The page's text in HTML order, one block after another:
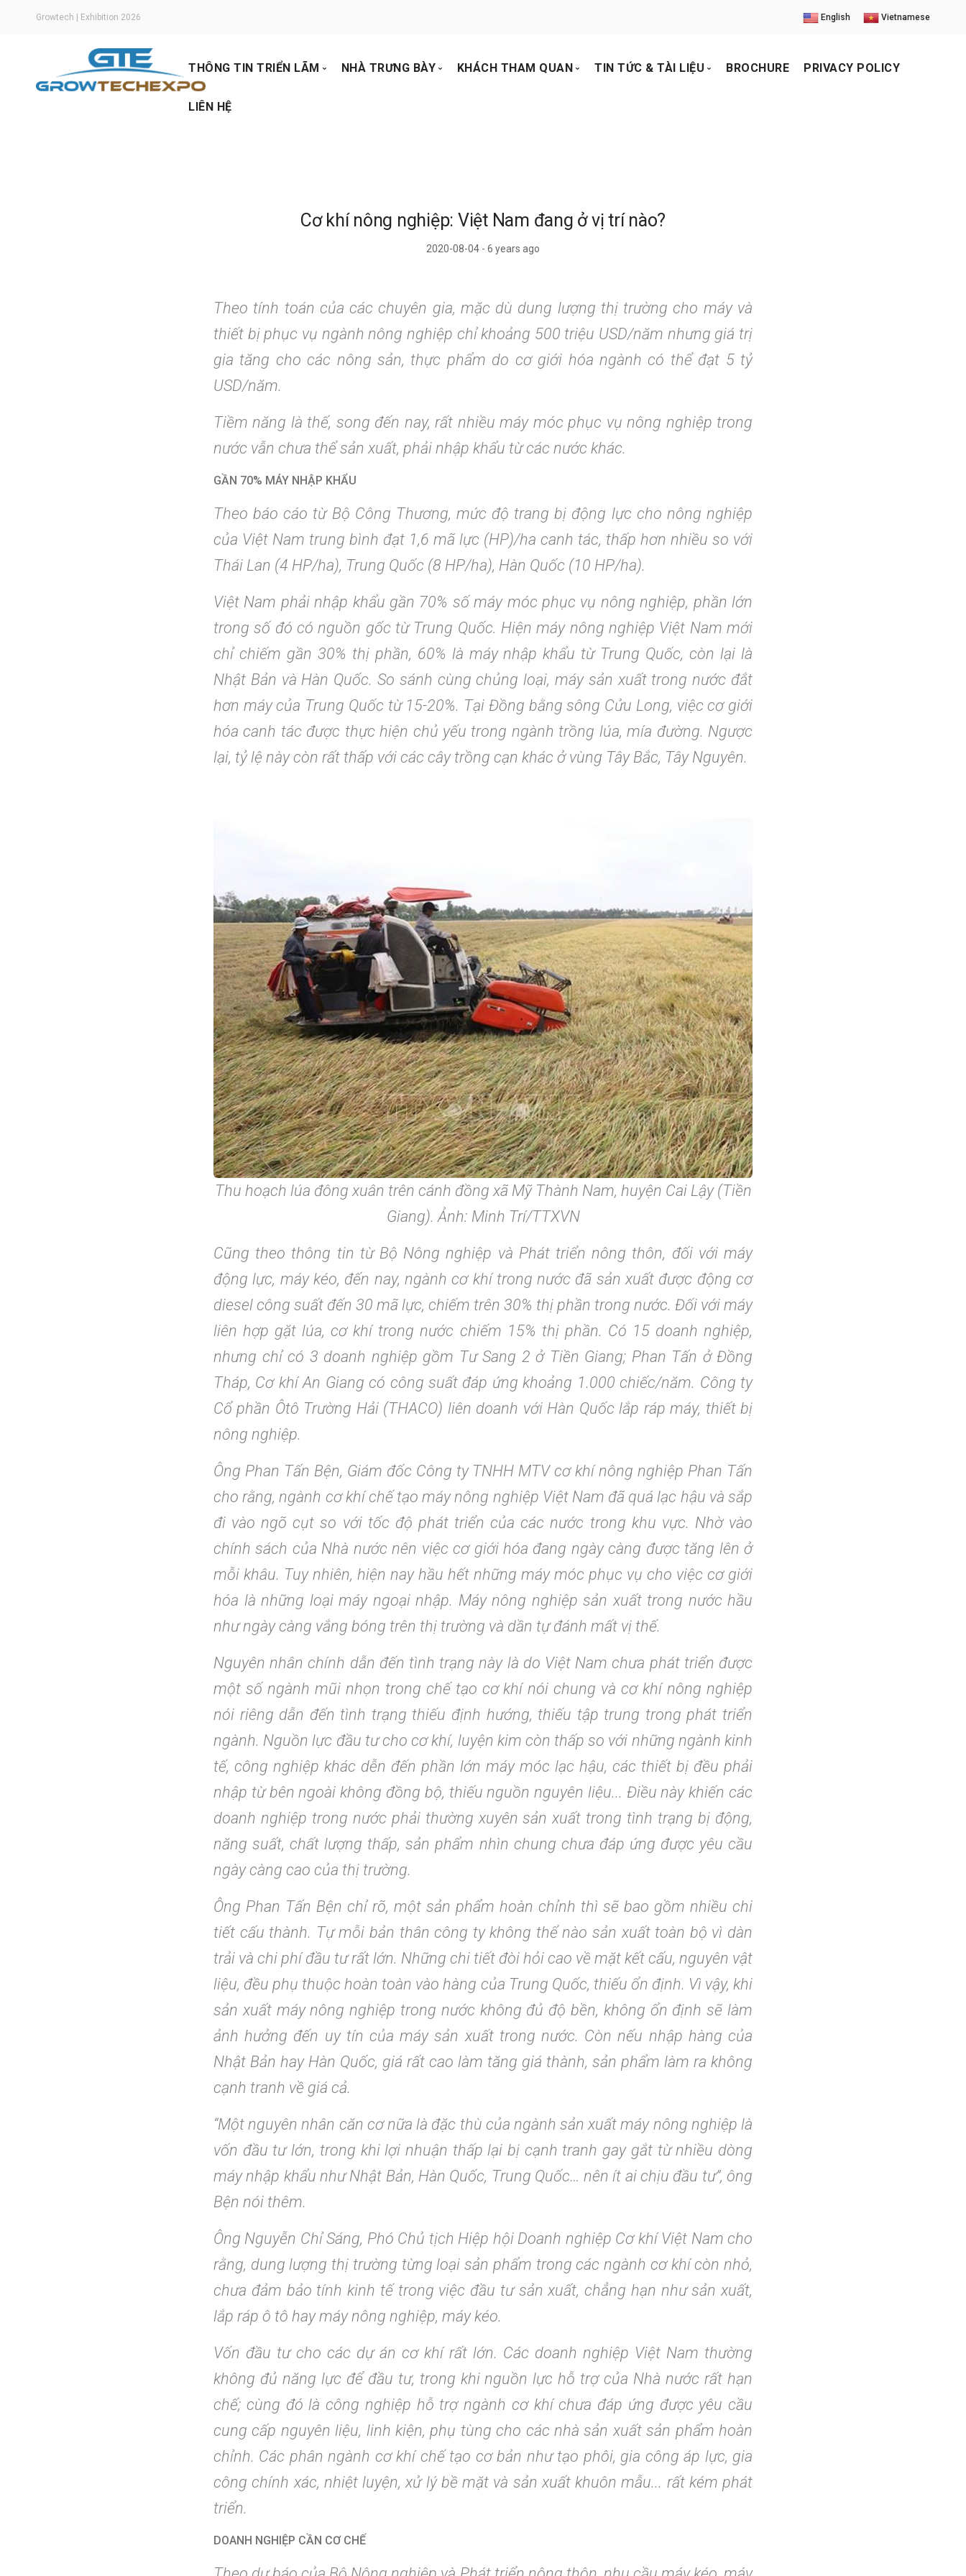
Growtech | Exhibition 2026 English Vietnamese
THÔNG TIN TRIỂN LÃM NHÀ TRƯNG BÀY
Tìm theo sản phẩm
Quyền lợi tài trợ
KHÁCH THAM QUAN TIN TỨC & TÀI LIỆU BROCHURE PRIVACY POLICY
LIÊN HỆ
Cơ khí nông nghiệp: Việt Nam đang ở vị trí nào?
2020-08-04 - 6 years ago
Theo tính toán của các chuyên gia, mặc dù dung lượng thị trường cho máy và
thiết bị phục vụ ngành nông nghiệp chỉ khoảng 500 triệu USD/năm nhưng giá trị
gia tăng cho các nông sản, thực phẩm do cơ giới hóa ngành có thể đạt 5 tỷ
USD/năm.
Tiềm năng là thế, song đến nay, rất nhiều máy móc phục vụ nông nghiệp trong
nước vẫn chưa thể sản xuất, phải nhập khẩu từ các nước khác.
GẦN 70% MÁY NHẬP KHẨU
Theo báo cáo từ Bộ Công Thương, mức độ trang bị động lực cho nông nghiệp
của Việt Nam trung bình đạt 1,6 mã lực (HP)/ha canh tác, thấp hơn nhiều so với
Thái Lan (4 HP/ha), Trung Quốc (8 HP/ha), Hàn Quốc (10 HP/ha).
Việt Nam phải nhập khẩu gần 70% số máy móc phục vụ nông nghiệp, phần lớn
trong số đó có nguồn gốc từ Trung Quốc. Hiện máy nông nghiệp Việt Nam mới
chỉ chiếm gần 30% thị phần, 60% là máy nhập khẩu từ Trung Quốc, còn lại là
Nhật Bản và Hàn Quốc. So sánh cùng chủng loại, máy sản xuất trong nước đắt
hơn máy của Trung Quốc từ 15-20%. Tại Đồng bằng sông Cửu Long, việc cơ giới
hóa canh tác được thực hiện chủ yếu trong ngành trồng lúa, mía đường. Ngược
lại, tỷ lệ này còn rất thấp với các cây trồng cạn khác ở vùng Tây Bắc, Tây Nguyên.
Thu hoạch lúa đông xuân trên cánh đồng xã Mỹ Thành Nam, huyện Cai Lậy (Tiền
Giang). Ảnh: Minh Trí/TTXVN
Cũng theo thông tin từ Bộ Nông nghiệp và Phát triển nông thôn, đối với máy
động lực, máy kéo, đến nay, ngành cơ khí trong nước đã sản xuất được động cơ
diesel công suất đến 30 mã lực, chiếm trên 30% thị phần trong nước. Đối với máy
liên hợp gặt lúa, cơ khí trong nước chiếm 15% thị phần. Có 15 doanh nghiệp,
nhưng chỉ có 3 doanh nghiệp gồm Tư Sang 2 ở Tiền Giang; Phan Tấn ở Đồng
Tháp, Cơ khí An Giang có công suất đáp ứng khoảng 1.000 chiếc/năm. Công ty
Cổ phần Ôtô Trường Hải (THACO) liên doanh với Hàn Quốc lắp ráp máy, thiết bị
nông nghiệp.
Ông Phan Tấn Bện, Giám đốc Công ty TNHH MTV cơ khí nông nghiệp Phan Tấn
cho rằng, ngành cơ khí chế tạo máy nông nghiệp Việt Nam đã quá lạc hậu và sắp
đi vào ngõ cụt so với tốc độ phát triển của các nước trong khu vực. Nhờ vào
chính sách của Nhà nước nên việc cơ giới hóa đang ngày càng được tăng lên ở
mỗi khâu. Tuy nhiên, hiện nay hầu hết những máy móc phục vụ cho việc cơ giới
hóa là những loại máy ngoại nhập. Máy nông nghiệp sản xuất trong nước hầu
như ngày càng vắng bóng trên thị trường và dần tự đánh mất vị thế.
Nguyên nhân chính dẫn đến tình trạng này là do Việt Nam chưa phát triển được
một số ngành mũi nhọn trong chế tạo cơ khí nói chung và cơ khí nông nghiệp
nói riêng dẫn đến tình trạng thiếu định hướng, thiếu tập trung trong phát triển
ngành. Nguồn lực đầu tư cho cơ khí, luyện kim còn thấp so với những ngành kinh
tế, công nghiệp khác dễn đến phần lớn máy móc lạc hậu, các thiết bị đều phải
nhập từ bên ngoài không đồng bộ, thiếu nguồn nguyên liệu... Điều này khiến các
doanh nghiệp trong nước phải thường xuyên sản xuất trong tình trạng bị động,
năng suất, chất lượng thấp, sản phẩm nhìn chung chưa đáp ứng được yêu cầu
ngày càng cao của thị trường.
Ông Phan Tấn Bện chỉ rõ, một sản phẩm hoàn chỉnh thì sẽ bao gồm nhiều chi
tiết cấu thành. Tự mỗi bản thân công ty không thể nào sản xuất toàn bộ vì dàn
trải và chi phí đầu tư rất lớn. Những chi tiết đòi hỏi cao về mặt kết cấu, nguyên vật
liệu, đều phụ thuộc hoàn toàn vào hàng của Trung Quốc, thiếu ổn định. Vì vậy, khi
sản xuất máy nông nghiệp trong nước không đủ độ bền, không ổn định sẽ làm
ảnh hưởng đến uy tín của máy sản xuất trong nước. Còn nếu nhập hàng của
Nhật Bản hay Hàn Quốc, giá rất cao làm tăng giá thành, sản phẩm làm ra không
cạnh tranh về giá cả.
“Một nguyên nhân căn cơ nữa là đặc thù của ngành sản xuất máy nông nghiệp là
vốn đầu tư lớn, trong khi lợi nhuận thấp lại bị cạnh tranh gay gắt từ nhiều dòng
máy nhập khẩu như Nhật Bản, Hàn Quốc, Trung Quốc… nên ít ai chịu đầu tư”, ông
Bện nói thêm.
Ông Nguyễn Chỉ Sáng, Phó Chủ tịch Hiệp hội Doanh nghiệp Cơ khí Việt Nam cho
rằng, dung lượng thị trường từng loại sản phẩm trong các ngành cơ khí còn nhỏ,
chưa đảm bảo tính kinh tế trong việc đầu tư sản xuất, chẳng hạn như sản xuất,
lắp ráp ô tô hay máy nông nghiệp, máy kéo.
Vốn đầu tư cho các dự án cơ khí rất lớn. Các doanh nghiệp Việt Nam thường
không đủ năng lực để đầu tư, trong khi nguồn lực hỗ trợ của Nhà nước rất hạn
chế; cùng đó là công nghiệp hỗ trợ ngành cơ khí chưa đáp ứng được yêu cầu
cung cấp nguyên liệu, linh kiện, phụ tùng cho các nhà sản xuất sản phẩm hoàn
chỉnh. Các phân ngành cơ khí chế tạo cơ bản như tạo phôi, gia công áp lực, gia
công chính xác, nhiệt luyện, xử lý bề mặt và sản xuất khuôn mẫu... rất kém phát
triển.
DOANH NGHIỆP CẦN CƠ CHẾ